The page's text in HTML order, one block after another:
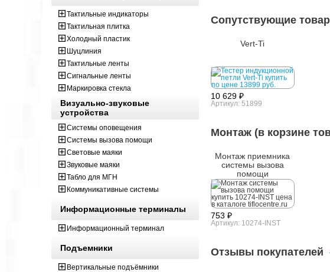
Сопутствующие
Vert-Ti
10 629 ₽
Артикул: 51899
Монтаж (в корзине
Монтаж приемника
системы вызова
помощи
753 ₽
Артикул: 10274-INST
Отзывы покупателей
Тактильные индикаторы
Тактильная плитка
Холодный пластик
Шуцлиния
Тактильные ленты
Сигнальные ленты
Маркировка стекла
Визуально-звуковые
устройства
Системы оповещения
Системы вызова помощи
Световые маяки
Звуковые маяки
Табло для МГН
Коммуникативные системы
Информационные терминалы
Информационный терминал
Подъемники
Вертикальные подъёмники